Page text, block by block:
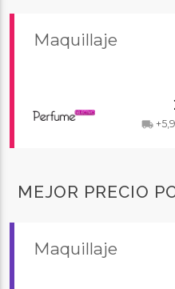
Maquillaje
local_shipping
MEJOR PRECIO
Maquillaje